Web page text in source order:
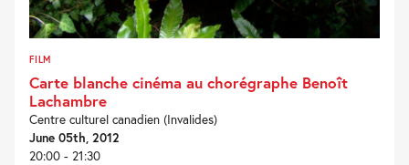
FILM
Carte blanche cinéma au chorégraphe Benoît
Lachambre
Centre culturel canadien (Invalides)
June 05th, 2012
20:00 - 21:30